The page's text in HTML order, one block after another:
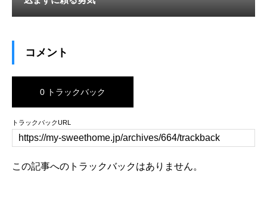
コメント
0 トラックバック
トラックバックURL
この記事へのトラックバックはありません。